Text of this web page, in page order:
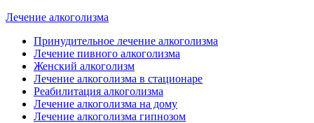
Лечение алкоголизма
Принудительное лечение алкоголизма
Лечение пивного алкоголизма
Женский алкоголизм
Лечение алкоголизма в стационаре
Реабилитация алкоголизма
Лечение алкоголизма на дому
Лечение алкоголизма гипнозом